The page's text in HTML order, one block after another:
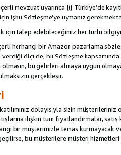
mevzuat uyarınca (i) Türkiye’de
işbu Sözleşme’ye uymanız
için talep edebileceğimiz her türlü
herhangi bir Amazon pazarlama
ölçüde, bu Sözleşme
bu gelirleri almaya uygun
gerçekleşir.
dolayısıyla sizin
ilişkin tüm fiyatlandırmalar,
bir müşterimizle temas kurmayacak
bu müşterilere müşteri